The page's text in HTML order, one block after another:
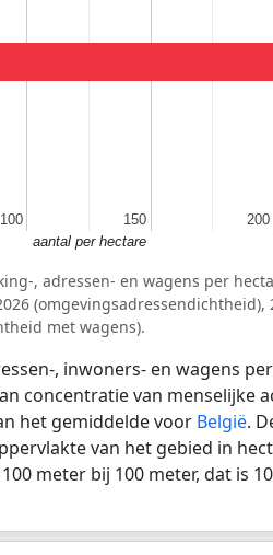
100
100 150
150 200
200
aantal per hectare
, adressen- en wagens per
(omgevingsadressendichtheid),
met wagens).
, inwoners- en wagens
concentratie van menselijke
het gemiddelde voor België.
van het gebied in
meter bij 100 meter, dat is